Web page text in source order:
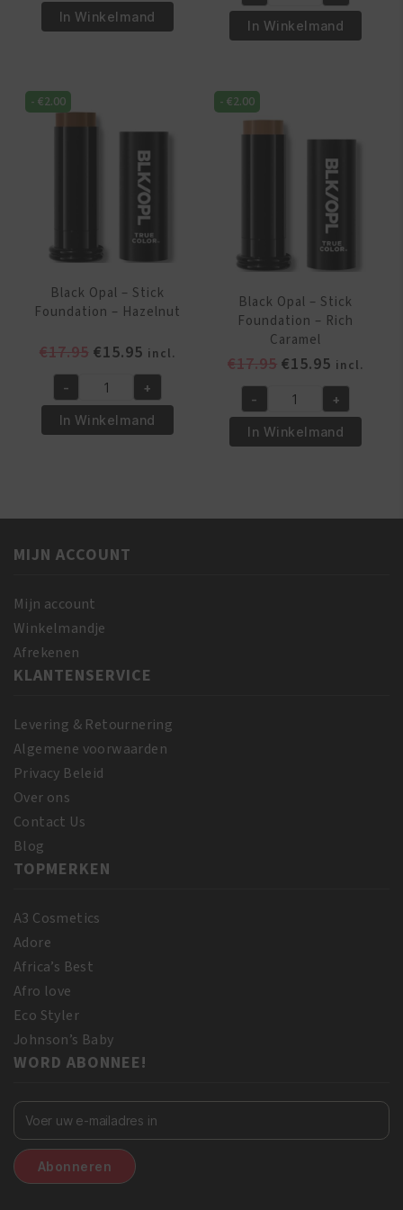
€17.95.€15.95.
Opal
-
-
Beautiful
In Winkelmand
€17.95.€15.95.
Opal
-
Oil
Blocking
Compact
In Winkelmand
-€2.00
Black Opal – Stick
Foundation – Hazelnut
€17.95 Oorspronkelijke
was:
€17.95.
€15.95Huidige
prijs
is:
€15.95.
incl.
Black
Opal
-
aantal
- +
In Winkelmand
-€2.00
Black Opal – Stick
Foundation – Rich
Caramel
€17.95
was:
€17.95.
€15.95 Huidige
prijs
is:
€15.95.
incl.
Black
Opal
-
-
- +
In Winkelmand
MIJN ACCOUNT
Mijn account
Winkelmandje
Afrekenen
KLANTENSERVICE
Levering & Retournering
Algemene voorwaarden
Privacy Beleid
Over ons
Contact Us
Blog
TOPMERKEN
A3 Cosmetics
Adore
Africa’s Best
Afro love
Eco Styler
Johnson’s Baby
WORD ABONNEE!